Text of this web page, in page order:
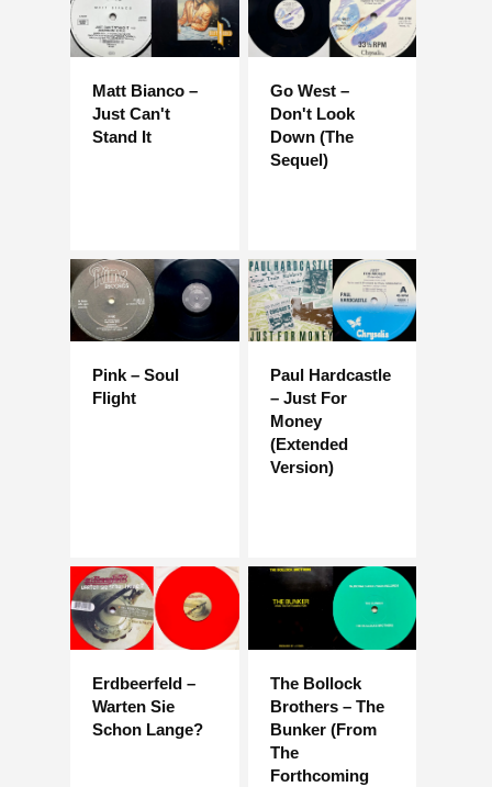
Matt Bianco –
Just Can't
Stand It
Go West –
Don't Look
Down (The
Sequel)
Pink – Soul
Flight
Paul Hardcastle
– Just For
Money
(Extended
Version)
Erdbeerfeld –
Warten Sie
Schon Lange?
The Bollock
Brothers – The
Bunker (From
The
Forthcoming